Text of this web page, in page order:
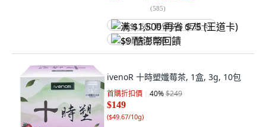
(585)
满 $1,500 再省 $75 (王道卡)
$9 酷澎幣回饋
ivenoR 十時塑孅莓茶, 1盒, 3g, 10包
首購折扣價 40%$249
$149
($49.67/10g)